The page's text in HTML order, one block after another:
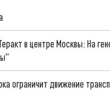
в центре Москвы: На
ограничит движение